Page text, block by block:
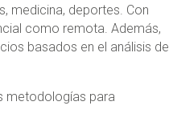
medicina, deportes. Con
como remota. Además,
basados en el análisis de
metodologías para